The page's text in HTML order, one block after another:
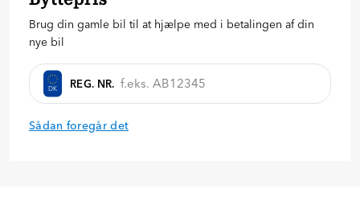
Brug din gamle bil til at hjælpe med i betalingen af din
nye bil
DK REG. NR.
Sådan foregår det